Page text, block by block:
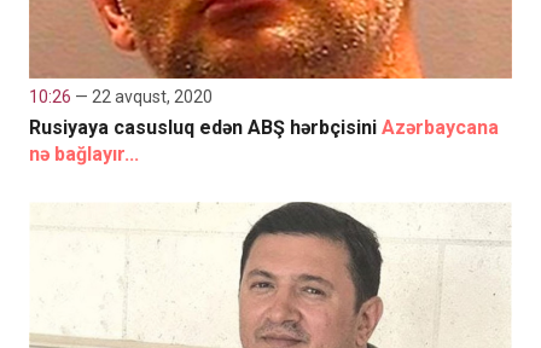
10:26 — 22 avqust, 2020
Rusiyaya casusluq edən ABŞ hərbçisini Azərbaycana
nə bağlayır...